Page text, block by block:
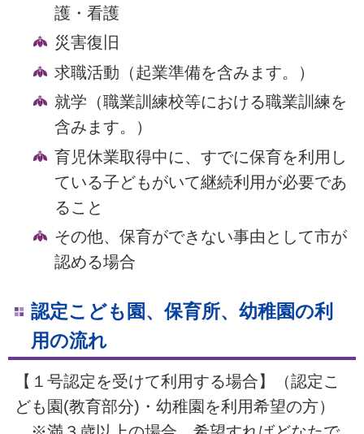
護・看護
災害復旧
求職活動（起業準備を含みます。）
就学（職業訓練校等における職業訓練を
含みます。）
育児休業取得中に、すでに保育を利用し
ている子どもがいて継続利用が必要であ
ること
その他、保育ができない事由として市が
認める場合
認定こども園、保育所、幼稚園の利
用の流れ
【１号認定を受けて利用する場合】（認定こ
ども園(教育部分)・幼稚園を利用希望の方）